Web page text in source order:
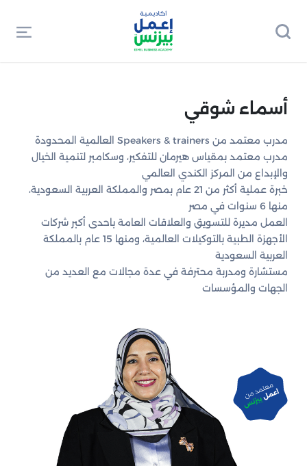
أسماء شوقي
مدرب معتمد من Speakers & trainers العالمية المحدودة
مدرب معتمد بمقياس هيرمان للتفكير، وسكامبر لتنمية الخيال
والإبداع من المركز الكندي العالمي
خبرة عملية أكثر من 21 عام بمصر والمملكة العربية السعودية،
منها 6 سنوات في مصر
العمل مديرة للتسويق والعلاقات العامة باحدى أكبر شركات
الأجهزة الطبية بالتوكيلات العالمية، ومنها 15 عام بالمملكة
العربية السعودية
مستشارة ومدربة محترفة في عدة مجالات مع العديد من
الجهات والمؤسسات